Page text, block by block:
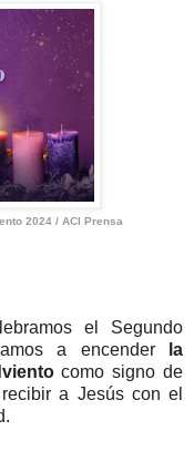
2024 / ACI Prensa
el Segundo
a encender
la
como signo de
a Jesús con el